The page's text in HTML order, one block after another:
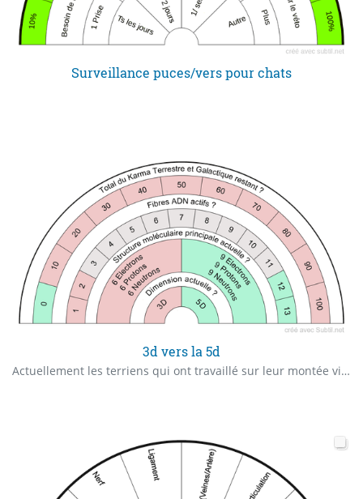
Surveillance puces/vers pour chats
3d vers la 5d
Actuellement les terriens qui ont travaillé sur leur montée vibratoire par conscience sont en train de changer leur structure 3D en une structure 5D dans le premier cas on mesure toujours leur corps subtil et éthérique à l'extérieur du corps physique et dans le second c'est passé à l'intérieur du corps physique. Comment monter son taux vibratoire pour entrer dans la nouvelle terre ? Par l'intention et le lâcher prise et lâché les vieux schémas de pensée abandonner les peurs qui sont un fardeau pour nous et pour épurer le karma demander un pardon pour défaire tous ces nœuds énergétiques accumulés qui nous plombent et nous empêchent de s'harmoniser avec les nouvelles vibrations de la nouvelle terre et surtout nous pardonner à nous-mêmes. Les clefs sont les intentions émise avec le coeur dans l'amour et le partage de notre unité.